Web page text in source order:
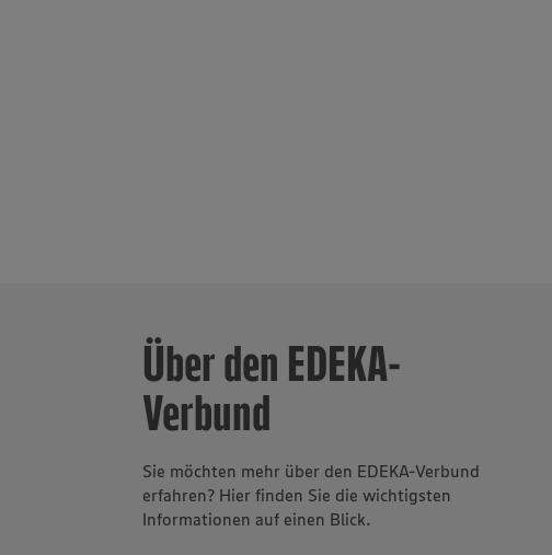
Weinkeller und der
der Märkte liegt auf
Heimat“ arbeitet
Lieferanten aus
Partnerbetrieben
selbständigen
Über den EDEKA-
Verbund
Sie möchten mehr über den EDEKA-Verbund
erfahren? Hier finden Sie die wichtigsten
Informationen auf einen Blick.